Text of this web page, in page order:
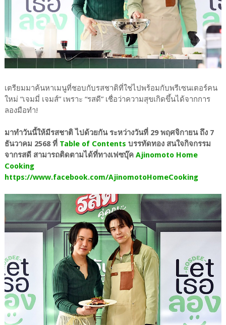
เตรียมมาค้นหาเมนูที่ชอบกับรสชาติที่ใช่ไปพร้อมกับพรีเซนเตอร์คน
ใหม่ “เจมมี่ เจมส์” เพราะ “รสดี” เชื่อว่าความสุขเกิดขึ้นได้จากการ
ลองมือทำ!
มาทำวันนี้ให้มีรสชาติ ไปด้วยกัน ระหว่างวันที่ 29 พฤศจิกายน ถึง 7
ธันวาคม 2568 ที่ Table of Contents บรรทัดทอง สนใจกิจกรรม
จากรสดี สามารถติดตามได้ที่ทางเฟซบุ๊ค Ajinomoto Home
Cooking
https://www.facebook.com/AjinomotoHomeCooking